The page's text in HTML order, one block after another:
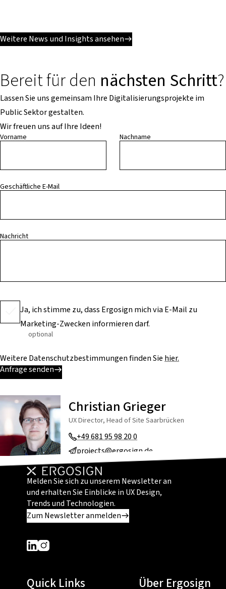
Weitere News und Insights ansehen
Bereit für den nächsten Schritt?
Lassen Sie uns gemeinsam Ihre Digitalisierungsprojekte im
Public Sektor gestalten.
Wir freuen uns auf Ihre Ideen!
Vorname Nachname
Geschäftliche E-Mail
Nachricht
Ja, ich stimme zu, dass Ergosign mich via E-Mail zu
Marketing-Zwecken informieren darf.
optional
Weitere Datenschutzbestimmungen finden Sie hier.
Anfrage senden
Christian Grieger
UX Director, Head of Site Saarbrücken
+49 681 95 98 20 0
projects@ergosign.de
Melden Sie sich zu unserem Newsletter an
und erhalten Sie Einblicke in UX Design,
Trends und Technologien.
Zum Newsletter anmelden
Dieser Link führt zu einer externen Seite
Dieser Link führt zu einer externen Seite
Quick Links Über Ergosign